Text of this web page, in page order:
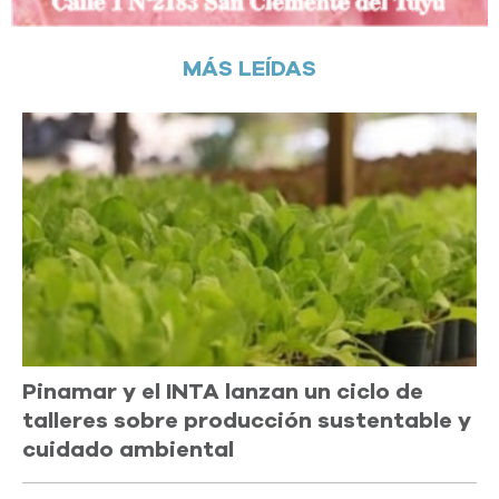
MÁS LEÍDAS
Pinamar y el INTA lanzan un ciclo de
talleres sobre producción sustentable y
cuidado ambiental